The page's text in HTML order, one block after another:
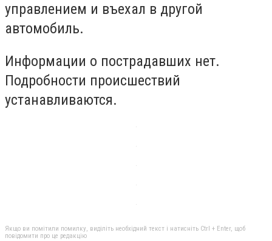
управлением и въехал в другой
автомобиль.
Информации о пострадавших нет.
Подробности происшествий
устанавливаются.
Якщо ви помітили помилку, виділіть необхідний текст і натисніть Ctrl + Enter, щоб
повідомити про це редакцію